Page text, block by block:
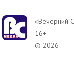
«Вечерний
16+
© 2026